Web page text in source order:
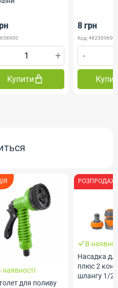
+
Купити
8 грн
Код:
-
наявності
для поливу
РОЗПРОДАЖ
В
Насадка
плюс 2
шлангу 1/